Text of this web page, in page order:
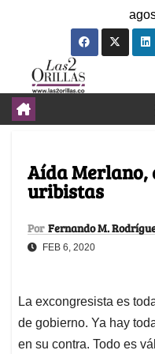
Aída Merlano,
uribistas
Por Fernando M.
FEB 6, 2020
La excongresista es
de gobierno. Ya hay
en su contra. Todo es